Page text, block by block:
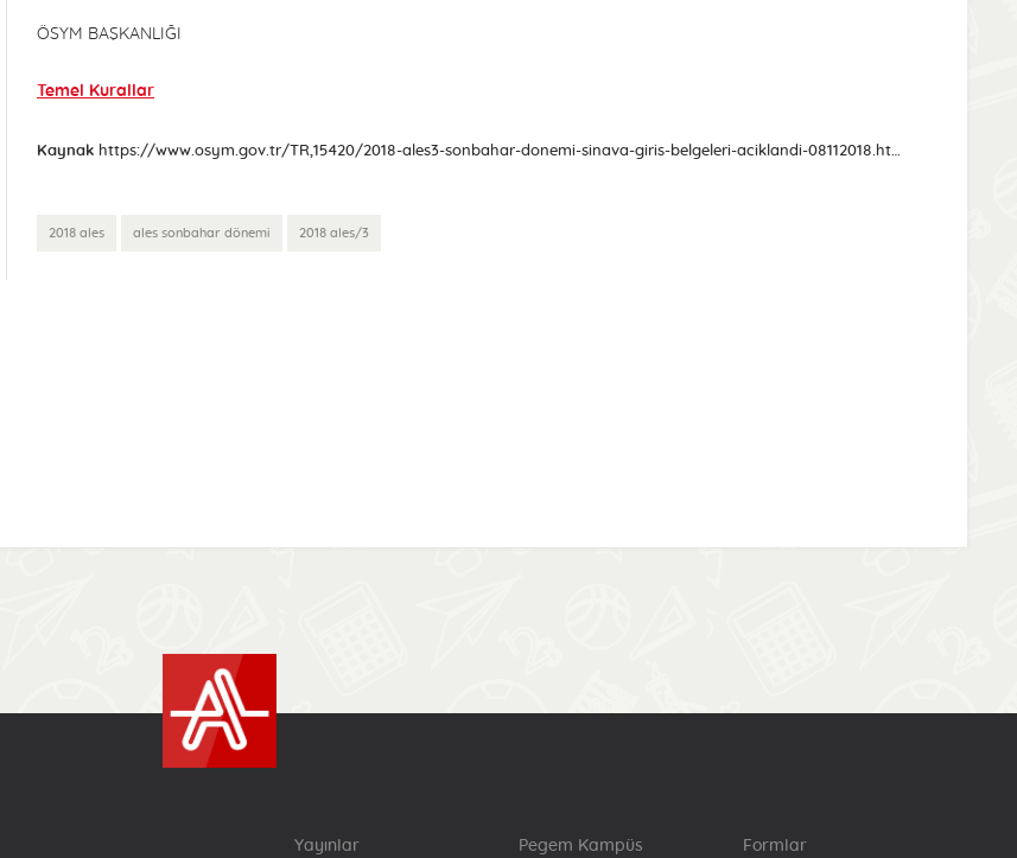
ÖSYM BAŞKANLIĞI
Temel Kurallar
Kaynak https://www.osym.gov.tr/TR,15420/2018-ales3-sonbahar-donemi-sinava-giris-belgeleri-aciklandi-08112018.html
2018 ales ales sonbahar dönemi 2018 ales/3
Yayınlar Pegem Kampüs Formlar